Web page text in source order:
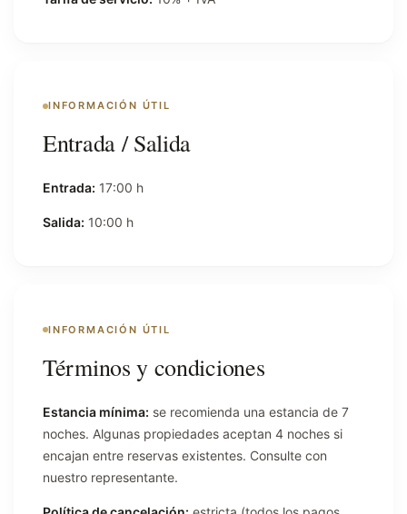
INFORMACIÓN ÚTIL
Entrada / Salida
Entrada: 17:00 h
Salida: 10:00 h
INFORMACIÓN ÚTIL
Términos y condiciones
Estancia mínima: se recomienda una estancia de 7
noches. Algunas propiedades aceptan 4 noches si
encajan entre reservas existentes. Consulte con
nuestro representante.